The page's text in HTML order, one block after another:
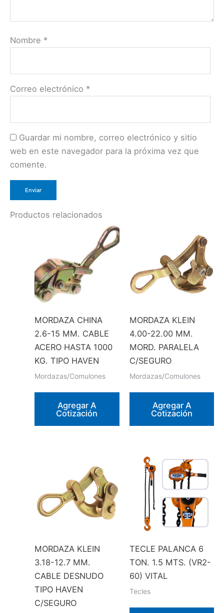
Nombre *
Correo electrónico *
Guardar mi nombre, correo electrónico y sitio
web en este navegador para la próxima vez que
comente.
Productos relacionados
MORDAZA CHINA
2.6-15 MM. CABLE
ACERO HASTA 1000
KG. TIPO HAVEN
Mordazas/Comulones
Agregar A
Cotización
MORDAZA KLEIN
4.00-22.00 MM.
MORD. PARALELA
C/SEGURO
Mordazas/Comulones
Agregar A
Cotización
MORDAZA KLEIN
3.18-12.7 MM.
CABLE DESNUDO
TIPO HAVEN
C/SEGURO
TECLE PALANCA 6
TON. 1.5 MTS. (VR2-
60) VITAL
Tecles